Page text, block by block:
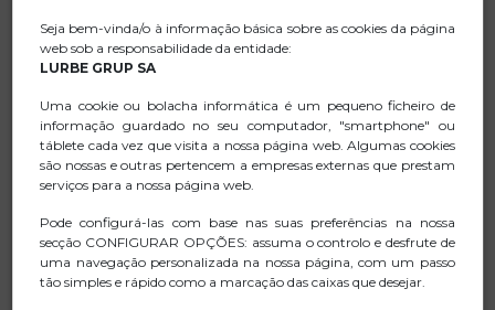
Controle a música: reprodução/pausa, faixa
anterior/seguinte, com apenas um toque de botão.
Microfone incorporado que permite atender e terminar
chamadas sem tirar o smartphone do bolso (função
mãos-livres).
Cabo de 120 cm de comprimento que permite
Conexão jack de 3,5 mm.
Seja bem-vinda/o à informação básica sobre as cookies da página
web sob a responsabilidade da entidade:
LURBE GRUP SA
Uma cookie ou bolacha informática é um pequeno ficheiro de
informação guardado no seu computador, "smartphone" ou
táblete cada vez que visita a nossa página web. Algumas cookies
são nossas e outras pertencem a empresas externas que prestam
serviços para a nossa página web.
Pode configurá-las com base nas suas preferências na nossa
secção CONFIGURAR OPÇÕES: assuma o controlo e desfrute de
uma navegação personalizada na nossa página, com um passo
tão simples e rápido como a marcação das caixas que desejar.